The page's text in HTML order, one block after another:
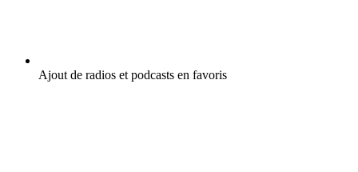
Ajout de radios et podcasts en favoris